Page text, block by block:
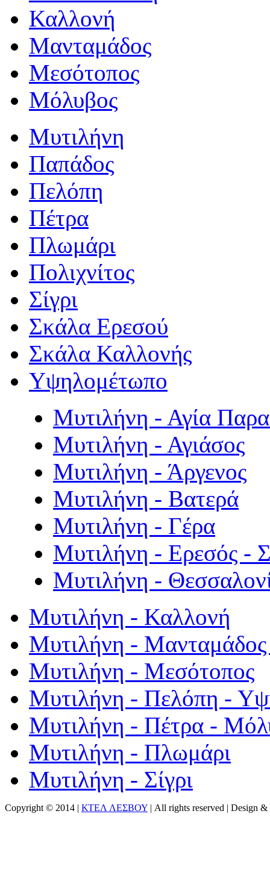
Καλλονή
Μανταμάδος
Μεσότοπος
Μόλυβος
Μυτιλήνη
Παπάδος
Πελόπη
Πέτρα
Πλωμάρι
Πολιχνίτος
Σίγρι
Σκάλα Ερεσού
Σκάλα Καλλονής
Υψηλομέτωπο
Μυτιλήνη - Αγία
Μυτιλήνη - Αγιάσος
Μυτιλήνη - Άργενος
Μυτιλήνη - Βατερά
Μυτιλήνη - Γέρα
Μυτιλήνη - Ερεσός -
Μυτιλήνη -
Μυτιλήνη - Καλλονή
Μυτιλήνη - Μανταμάδος
Μυτιλήνη - Μεσότοπος
Μυτιλήνη - Πελόπη -
Μυτιλήνη - Πέτρα -
Μυτιλήνη - Πλωμάρι
Μυτιλήνη - Σίγρι
Copyright © 2014 | ΚΤΕΛ ΛΕΣΒΟΥ | All rights reserved | Design &